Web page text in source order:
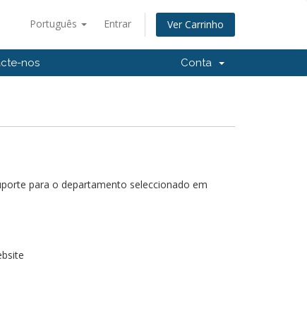
Português Entrar Ver Carrinho
nos Conta
para o departamento seleccionado em